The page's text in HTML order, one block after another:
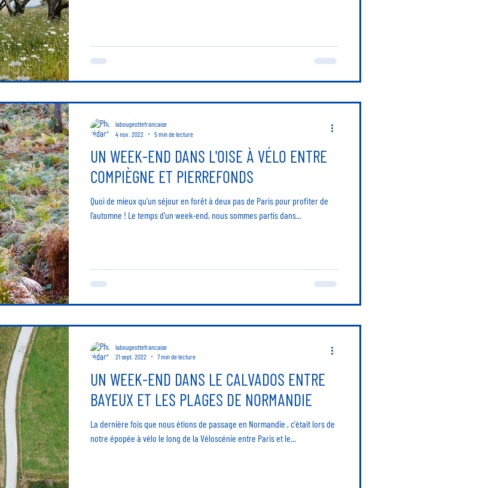
UN WEEK-END DANS L'OISE À VÉLO ENTRE
COMPIÈGNE ET PIERREFONDS
Quoi de mieux qu’un séjour en forêt à deux pas de Paris pour profiter de
l’automne ! Le temps d’un week-end, nous sommes partis dans...
labougeottefrancaise
4 nov. 2022
5 min de lecture
UN WEEK-END DANS LE CALVADOS ENTRE
BAYEUX ET LES PLAGES DE NORMANDIE
La dernière fois que nous étions de passage en Normandie , c’était lors de
notre épopée à vélo le long de la Véloscénie entre Paris et le...
labougeottefrancaise
21 sept. 2022
7 min de lecture